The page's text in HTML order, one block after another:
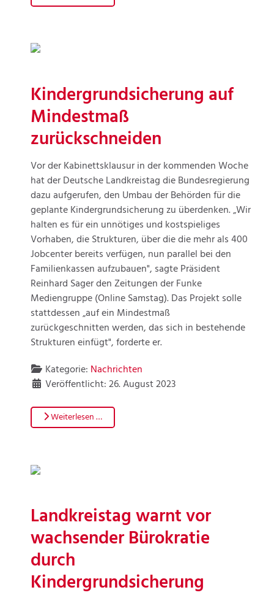
Kindergrundsicherung auf
Mindestmaß
zurückschneiden
Vor der Kabinettsklausur in der kommenden Woche
hat der Deutsche Landkreistag die Bundesregierung
dazu aufgerufen, den Umbau der Behörden für die
geplante Kindergrundsicherung zu überdenken. „Wir
halten es für ein unnötiges und kostspieliges
Vorhaben, die Strukturen, über die die mehr als 400
Jobcenter bereits verfügen, nun parallel bei den
Familienkassen aufzubauen", sagte Präsident
Reinhard Sager den Zeitungen der Funke
Mediengruppe (Online Samstag). Das Projekt solle
stattdessen „auf ein Mindestmaß
zurückgeschnitten werden, das sich in bestehende
Strukturen einfügt", forderte er.
Kategorie: Nachrichten
Veröffentlicht: 26. August 2023
Weiterlesen …
Landkreistag warnt vor
wachsender Bürokratie
durch
Kindergrundsicherung